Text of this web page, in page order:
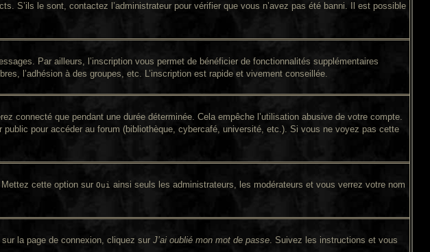
S’ils le sont, contactez l’administrateur pour vérifier que vous n’avez pas été banni. Il est possible
Par ailleurs, l’inscription vous permet de bénéficier de fonctionnalités supplémentaires
l’adhésion à des groupes, etc. L’inscription est rapide et vivement conseillée.
connecté que pendant une durée déterminée. Cela empêche l’utilisation abusive de votre compte.
pour accéder au forum (bibliothèque, cybercafé, université, etc.). Si vous ne voyez pas cette
Mettez cette option sur Oui ainsi seuls les administrateurs, les modérateurs et vous verrez votre nom
la page de connexion, cliquez sur J’ai oublié mon mot de passe. Suivez les instructions et vous